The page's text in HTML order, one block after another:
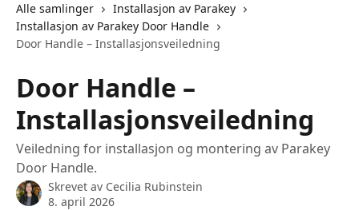
Alle samlinger
Installasjon av Parakey
Installasjon av Parakey Door Handle
Door Handle – Installasjonsveiledning
Door Handle –
Installasjonsveiledning
Veiledning for installasjon og montering av Parakey
Door Handle.
Skrevet av Cecilia Rubinstein
8. april 2026